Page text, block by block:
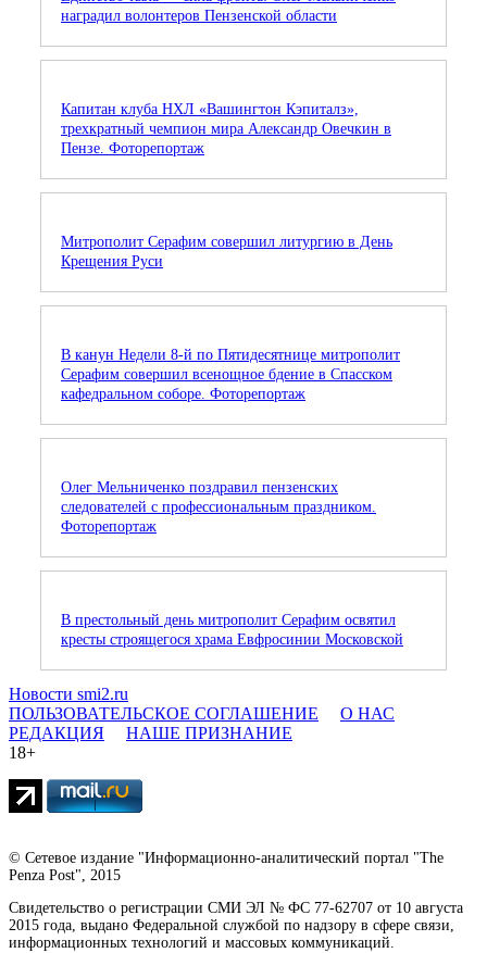
наградил волонтеров Пензенской области
Капитан клуба НХЛ «Вашингтон Кэпиталз»,
трехкратный чемпион мира Александр Овечкин в
Пензе. Фоторепортаж
Митрополит Серафим совершил литургию в День
Крещения Руси
В канун Недели 8-й по Пятидесятнице митрополит
Серафим совершил всенощное бдение в Спасском
кафедральном соборе. Фоторепортаж
Олег Мельниченко поздравил пензенских
следователей с профессиональным праздником.
Фоторепортаж
В престольный день митрополит Серафим освятил
кресты строящегося храма Евфросинии Московской
Новости smi2.ru
ПОЛЬЗОВАТЕЛЬСКОЕ СОГЛАШЕНИЕ
О НАС
РЕДАКЦИЯ
НАШЕ ПРИЗНАНИЕ
18+
© Сетевое издание "Информационно-аналитический портал "The
Penza Post", 2015
Свидетельство о регистрации СМИ ЭЛ № ФС 77-62707 от 10 августа
2015 года, выдано Федеральной службой по надзору в сфере связи,
информационных технологий и массовых коммуникаций.